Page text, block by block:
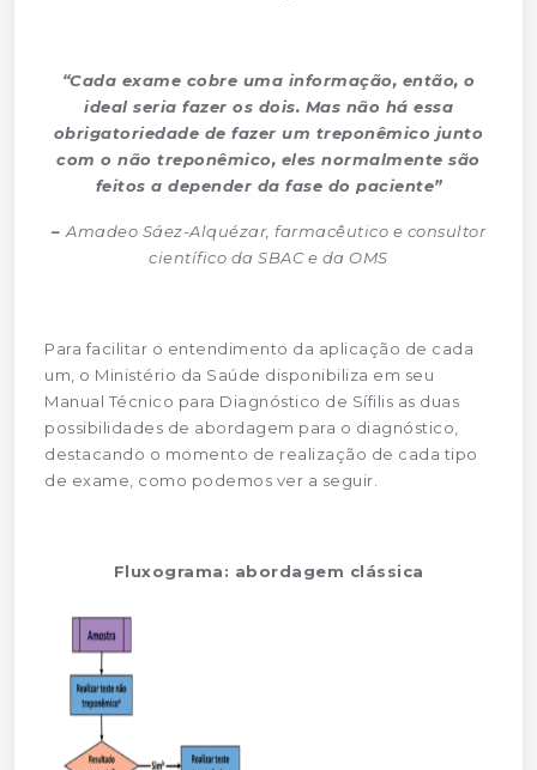
“Cada exame cobre uma informação, então, o
ideal seria fazer os dois. Mas não há essa
obrigatoriedade de fazer um treponêmico junto
com o não treponêmico, eles normalmente são
feitos a depender da fase do paciente”
– Amadeo Sáez-Alquézar, farmacêutico e consultor
científico da SBAC e da OMS
Para facilitar o entendimento da aplicação de cada
um, o Ministério da Saúde disponibiliza em seu
Manual Técnico para Diagnóstico de Sífilis as duas
possibilidades de abordagem para o diagnóstico,
destacando o momento de realização de cada tipo
de exame, como podemos ver a seguir.
Fluxograma: abordagem clássica